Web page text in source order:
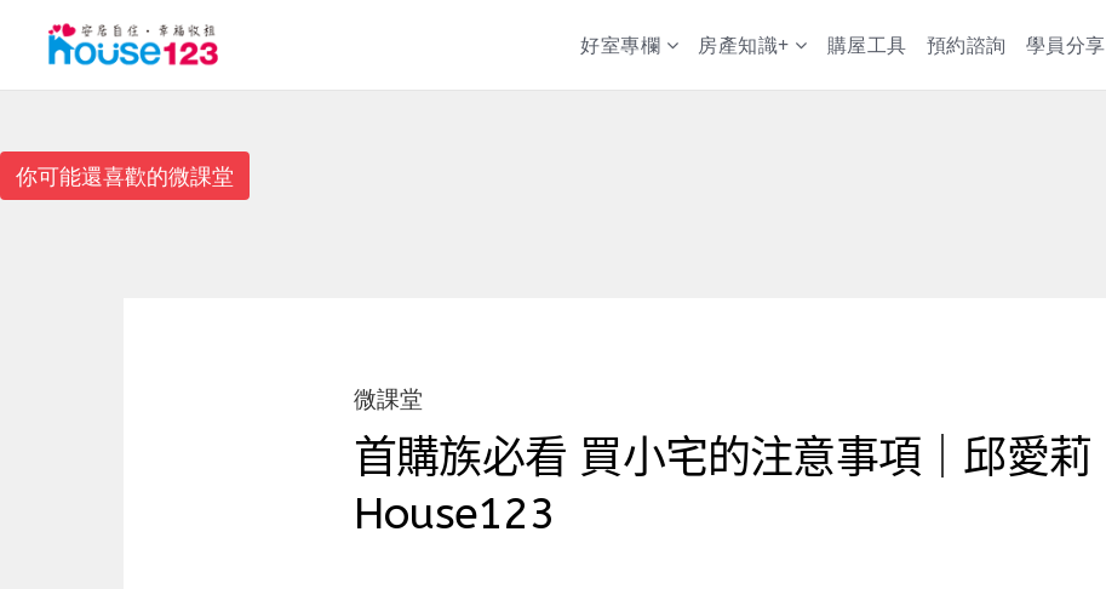
好室專欄 房產知識+ 購屋工具 預約諮詢 學員分享
你可能還喜歡的微課堂
微課堂
首購族必看 買小宅的注意事項｜邱愛莉
House123